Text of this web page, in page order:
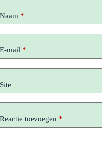
Naam *
E-mail *
Site
Reactie toevoegen *